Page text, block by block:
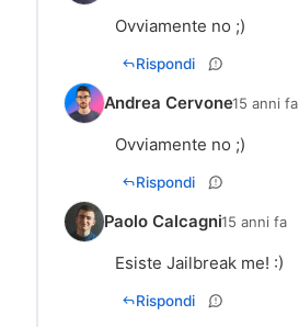
Ovviamente no ;)
Rispondi
Andrea Cervone15 anni fa
Ovviamente no ;)
Rispondi
Paolo Calcagni15 anni fa
Esiste Jailbreak me! :)
Rispondi